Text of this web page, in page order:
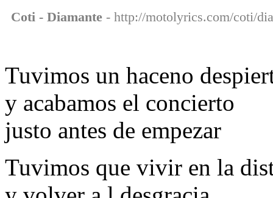
Coti - Diamante - http://motolyrics.com/coti/
Tuvimos un haceno
y acabamos el concierto
justo antes de empezar
Tuvimos que vivir en la